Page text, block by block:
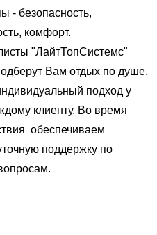
- безопасность,
комфорт.
"ЛайтТопСистемс"
Вам отдых по душе,
подход у
клиенту. Во время
обеспечиваем
поддержку по